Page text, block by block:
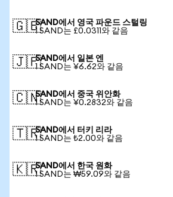
🇬🇧SAND에서 영국 파운드 스털링
1 SAND는 £0.0311와 같음
🇯🇵SAND에서 일본 엔
1 SAND는 ¥6.62와 같음
🇨🇳SAND에서 중국 위안화
1 SAND는 ¥0.2832와 같음
🇹🇷SAND에서 터키 리라
1 SAND는 ₺2.00와 같음
🇰🇷SAND에서 한국 원화
1 SAND는 ₩59.09와 같음